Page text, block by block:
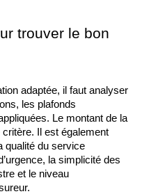
trouver le bon
adaptée, il faut analyser
les plafonds
Le montant de la
critère. Il est également
qualité du service
la simplicité des
et le niveau